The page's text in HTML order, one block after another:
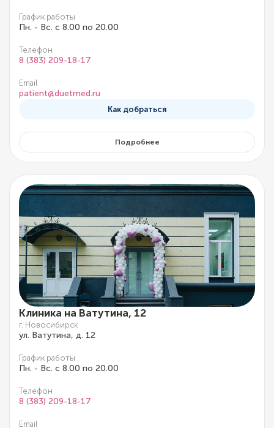
График работы
Пн. - Вс. с 8.00 по 20.00
Телефон
8 (383) 209-18-17
Email
patient@duetmed.ru
Как добраться
Подробнее
Клиника на Ватутина, 12
г. Новосибирск
ул. Ватутина, д. 12
График работы
Пн. - Вс. с 8.00 по 20.00
Телефон
8 (383) 209-18-17
Email